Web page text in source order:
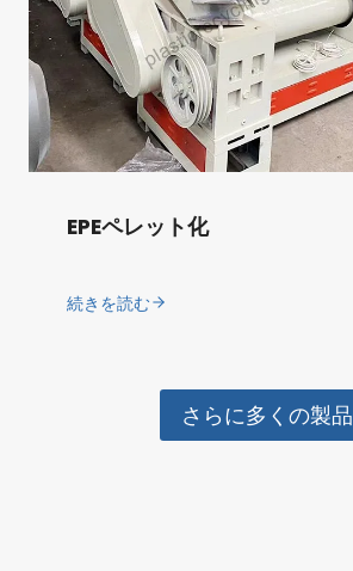
EPEペレット化
続きを読む
さらに多くの製品